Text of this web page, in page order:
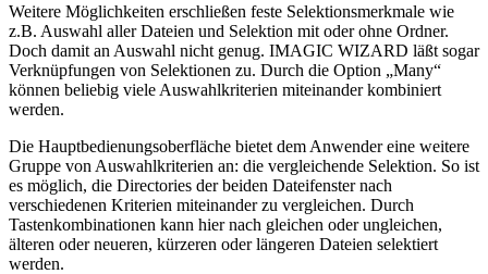
Weitere Möglichkeiten erschließen feste Selektionsmerkmale wie
z.B. Auswahl aller Dateien und Selektion mit oder ohne Ordner.
Doch damit an Auswahl nicht genug. IMAGIC WIZARD läßt sogar
Verknüpfungen von Selektionen zu. Durch die Option „Many“
können beliebig viele Auswahlkriterien miteinander kombiniert
werden.
Die Hauptbedienungsoberfläche bietet dem Anwender eine weitere
Gruppe von Auswahlkriterien an: die vergleichende Selektion. So ist
es möglich, die Directories der beiden Dateifenster nach
verschiedenen Kriterien miteinander zu vergleichen. Durch
Tastenkombinationen kann hier nach gleichen oder ungleichen,
älteren oder neueren, kürzeren oder längeren Dateien selektiert
werden.